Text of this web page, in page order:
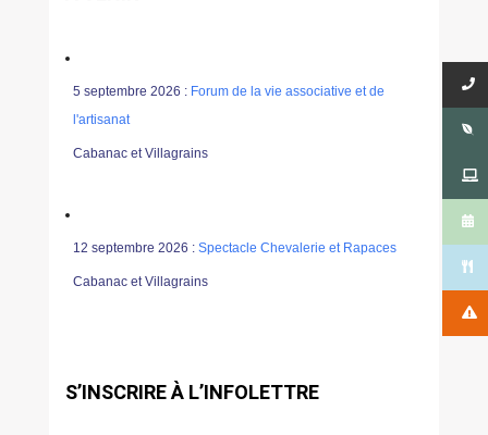
5 septembre 2026 : Forum de la vie associative et de
l'artisanat
Cabanac et Villagrains
12 septembre 2026 : Spectacle Chevalerie et Rapaces
Cabanac et Villagrains
S’INSCRIRE À L’INFOLETTRE